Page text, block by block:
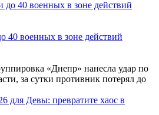
40 военных в зоне действий
«Днепр» нанесла удар по
за сутки противник потерял до